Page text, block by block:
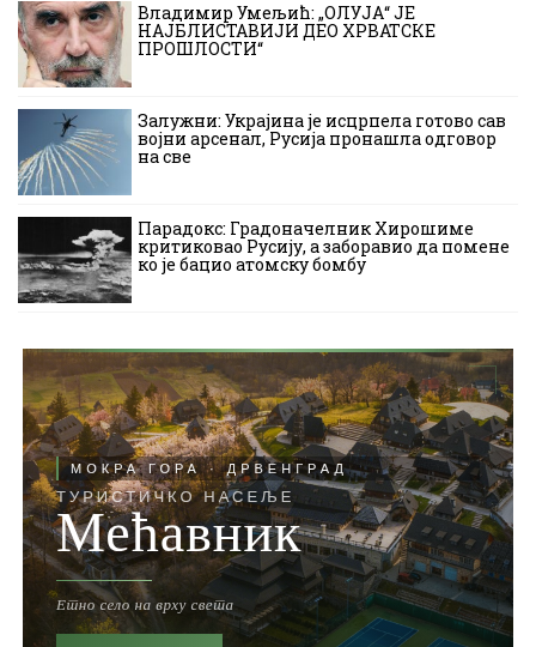
Владимир Умељић: „ОЛУЈА“ ЈЕ
НАЈБЛИСТАВИЈИ ДЕО ХРВАТСКЕ
ПРОШЛОСТИ“
Залужни: Украјина је исцрпела готово сав
војни арсенал, Русија пронашла одговор
на све
Парадокс: Градоначелник Хирошиме
критиковао Русију, а заборавио да помене
ко је бацио атомску бомбу